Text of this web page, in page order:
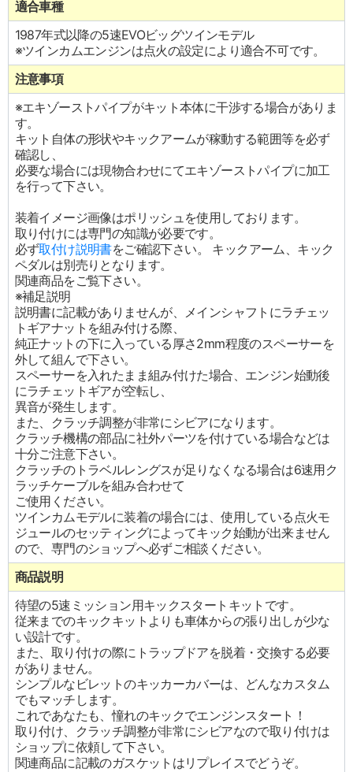
適合車種
1987年式以降の5速EVOビッグツインモデル
※ツインカムエンジンは点火の設定により適合不可です。
注意事項
※エキゾーストパイプがキット本体に干渉する場合がありま
す。
キット自体の形状やキックアームが稼動する範囲等を必ず
確認し、
必要な場合には現物合わせにてエキゾーストパイプに加工
を行って下さい。
装着イメージ画像はポリッシュを使用しております。
取り付けには専門の知識が必要です。
必ず取付け説明書をご確認下さい。 キックアーム、キック
ペダルは別売りとなります。
関連商品をご覧下さい。
※補足説明
説明書に記載がありませんが、メインシャフトにラチェッ
トギアナットを組み付ける際、
純正ナットの下に入っている厚さ2mm程度のスペーサーを
外して組んで下さい。
スペーサーを入れたまま組み付けた場合、エンジン始動後
にラチェットギアが空転し、
異音が発生します。
また、クラッチ調整が非常にシビアになります。
クラッチ機構の部品に社外パーツを付けている場合などは
十分ご注意下さい。
クラッチのトラベルレングスが足りなくなる場合は6速用ク
ラッチケーブルを組み合わせて
ご使用ください。
ツインカムモデルに装着の場合には、使用している点火モ
ジュールのセッティングによってキック始動が出来ません
ので、専門のショップへ必ずご相談ください。
商品説明
待望の5速ミッション用キックスタートキットです。
従来までのキックキットよりも車体からの張り出しが少な
い設計です。
また、取り付けの際にトラップドアを脱着・交換する必要
がありません。
シンプルなビレットのキッカーカバーは、どんなカスタム
でもマッチします。
これであなたも、憧れのキックでエンジンスタート！
取り付け、クラッチ調整が非常にシビアなので取り付けは
ショップに依頼して下さい。
関連商品に記載のガスケットはリプレイスでどうぞ。